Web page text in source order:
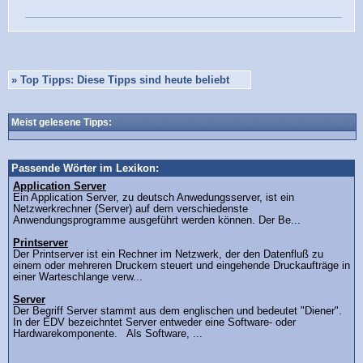
» Top Tipps: Diese Tipps sind heute beliebt
Meist gelesene Tipps:
Passende Wörter im Lexikon:
Application Server
Ein Application Server, zu deutsch Anwedungsserver, ist ein
Netzwerkrechner (Server) auf dem verschiedenste
Anwendungsprogramme ausgeführt werden können. Der Be...
Printserver
Der Printserver ist ein Rechner im Netzwerk, der den Datenfluß zu
einem oder mehreren Druckern steuert und eingehende Druckaufträge in
einer Warteschlange verw...
Server
Der Begriff Server stammt aus dem englischen und bedeutet "Diener".
In der EDV bezeichntet Server entweder eine Software- oder
Hardwarekomponente. Als Software, ...